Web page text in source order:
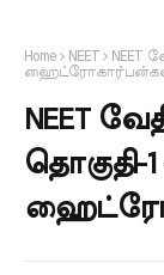
Home NEET
NEET
NEET
தொகுதி-1